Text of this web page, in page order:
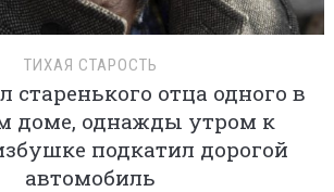
ТИХАЯ СТАРОСТЬ
старенького отца одного в
доме, однажды утром к
подкатил дорогой
автомобиль